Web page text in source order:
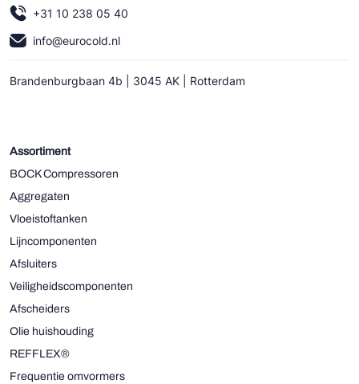
+31 10 238 05 40
info@eurocold.nl
Brandenburgbaan 4b | 3045 AK | Rotterdam
Assortiment
BOCK Compressoren
Aggregaten
Vloeistoftanken
Lijncomponenten
Afsluiters
Veiligheidscomponenten
Afscheiders
Olie huishouding
REFFLEX®
Frequentie omvormers